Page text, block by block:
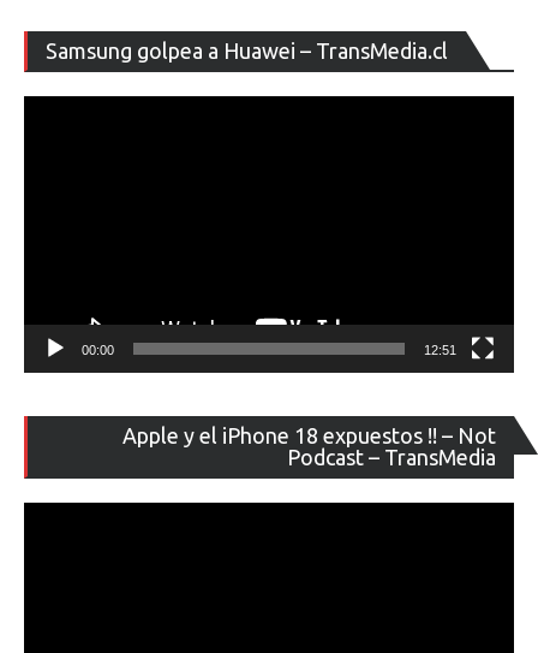
Samsung golpea a Huawei – TransMedia.cl
de
00:00 12:51
Apple y el iPhone 18 expuestos !! – Not
Podcast – TransMedia
de